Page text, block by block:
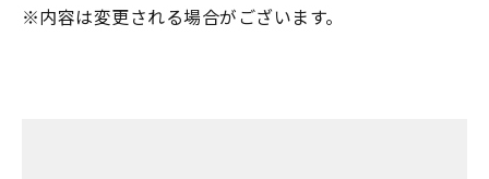
※内容は変更される場合がございます。